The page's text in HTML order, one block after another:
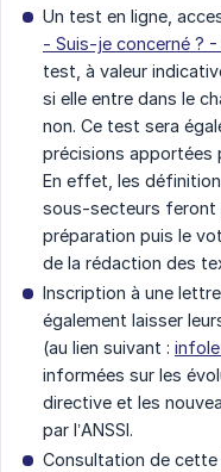
Un test en ligne,
- Suis-je concerné ?
test, à valeur
si elle entre dans le
non. Ce test sera
précisions apportées
En effet, les
sous-secteurs feront
préparation puis le
de la rédaction des
Inscription à une
également laisser
(au lien suivant :
informées sur les
directive et les
par l’ANSSI.
Consultation de cette